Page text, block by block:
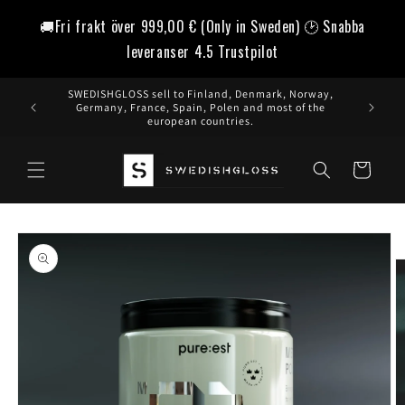
🚚Fri frakt över 999,00 € (Only in Sweden) 🕑 Snabba
leveranser 4.5 Trustpilot
till
SWEDISHGLOSS sell to Finland, Denmark, Norway,
Germany, France, Spain, Polen and most of the
european countries.
Varukorg
vidare till